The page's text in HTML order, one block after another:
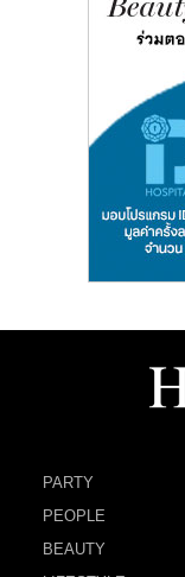
PARTY
PEOPLE
BEAUTY